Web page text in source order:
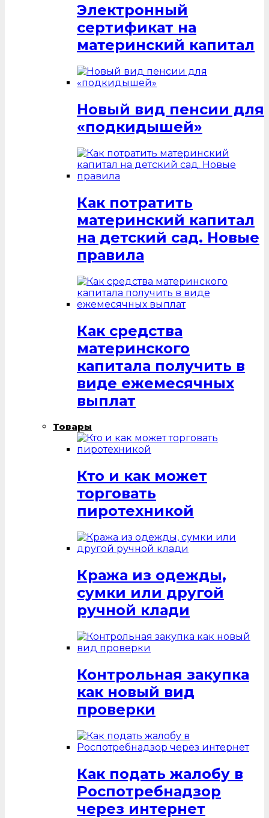
Электронный
сертификат на
материнский капитал
Новый вид пенсии для
«подкидышей»
Как потратить
материнский капитал
на детский сад. Новые
правила
Как средства
материнского
капитала получить в
виде ежемесячных
выплат
Товары
Кто и как может
торговать
пиротехникой
Кража из одежды,
сумки или другой
ручной клади
Контрольная закупка
как новый вид
проверки
Как подать жалобу в
Роспотребнадзор
через интернет